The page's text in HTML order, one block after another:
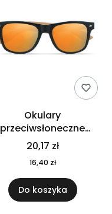
Okulary
przeciwsłoneczne
CALIFORNIA TOUCH
MO9617-10
20,17 zł
16,40 zł
Do koszyka